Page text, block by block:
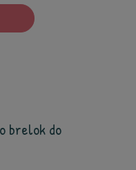
brelok do